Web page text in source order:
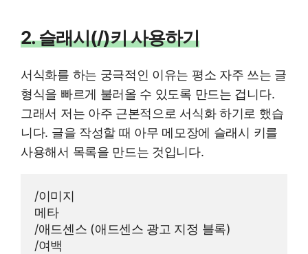
2. 슬래시(/)키 사용하기
서식화를 하는 궁극적인 이유는 평소 자주 쓰는 글
형식을 빠르게 불러올 수 있도록 만드는 겁니다.
그래서 저는 아주 근본적으로 서식화 하기로 했습
니다. 글을 작성할 때 아무 메모장에 슬래시 키를
사용해서 목록을 만드는 것입니다.
/이미지
메타
/애드센스 (애드센스 광고 지정 블록)
/여백